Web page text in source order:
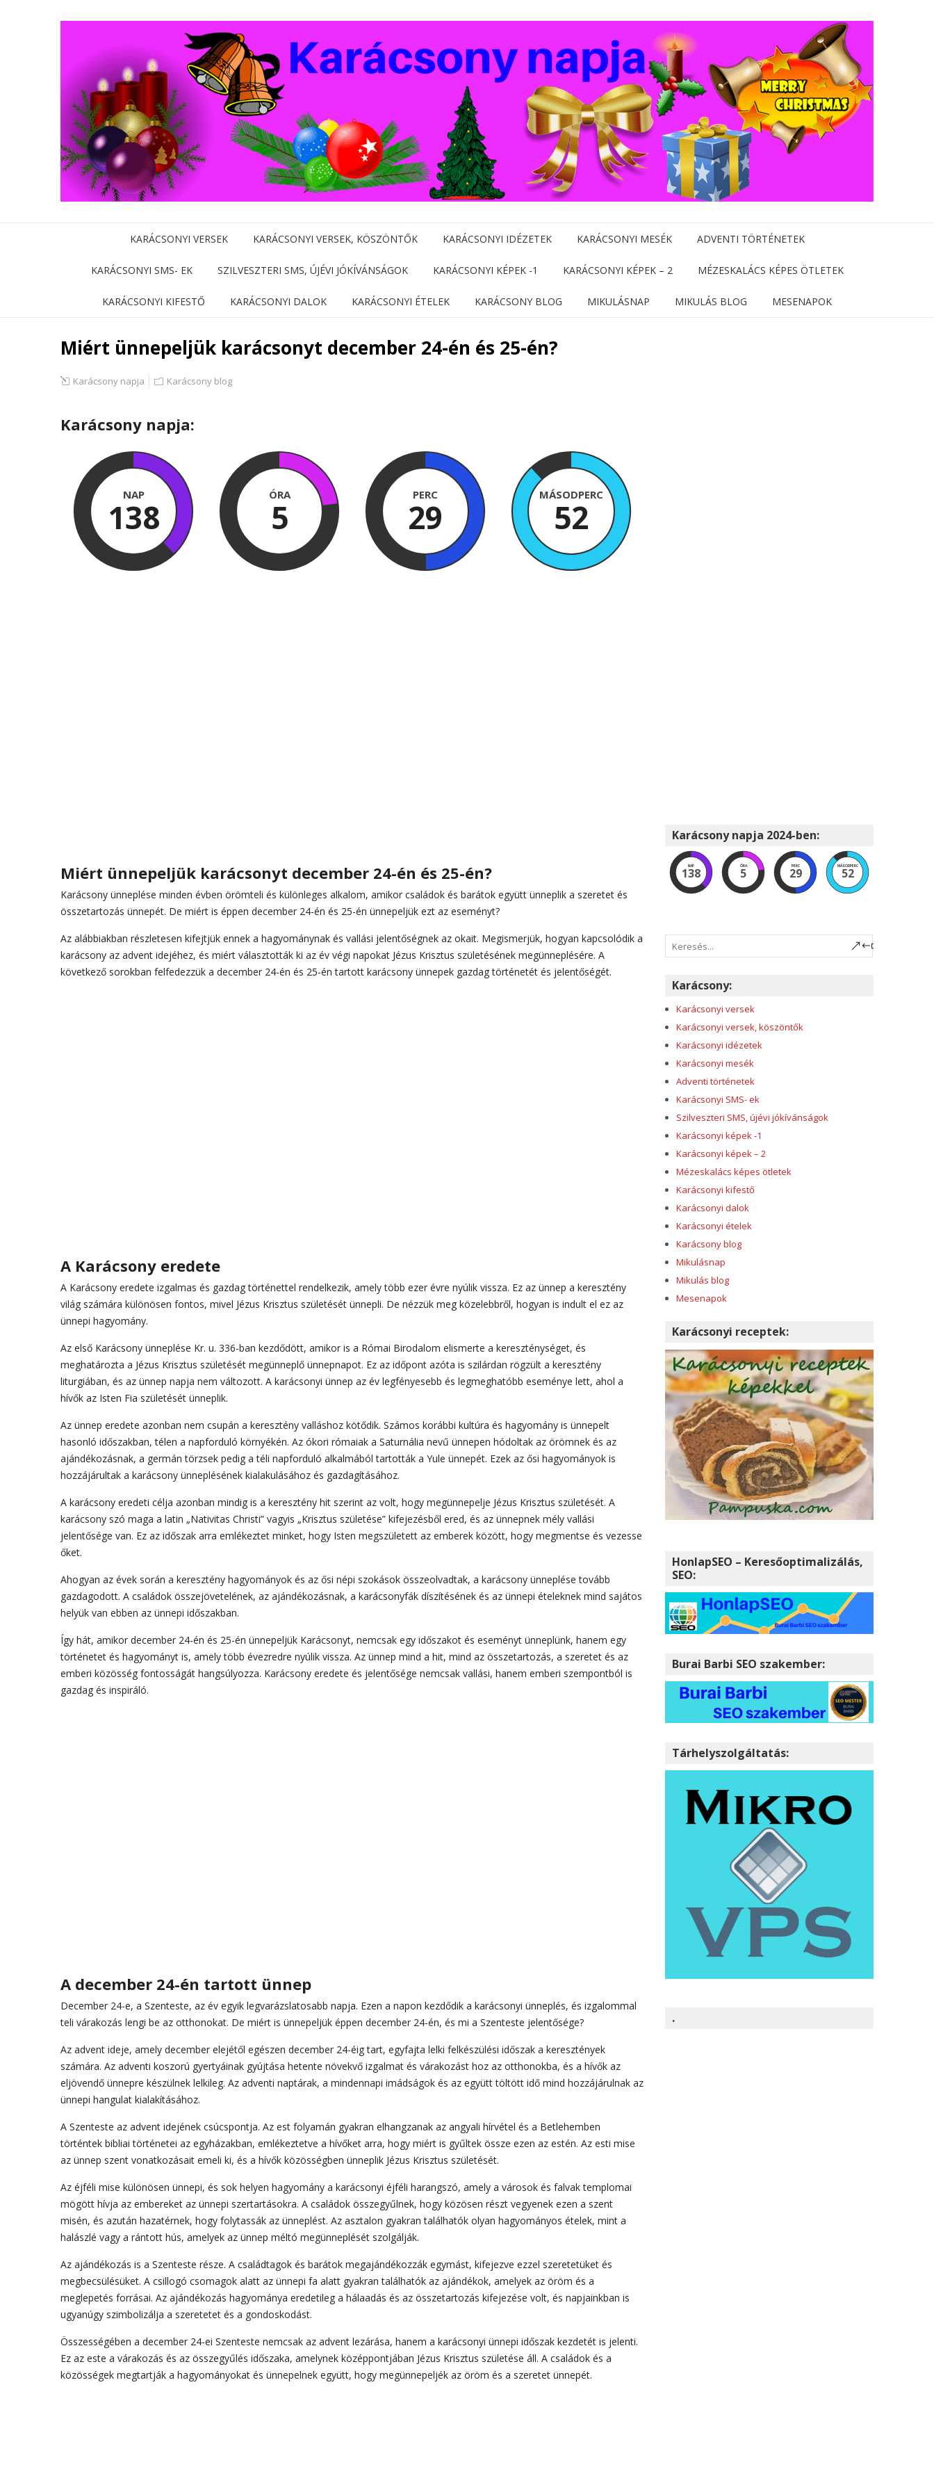
KARÁCSONYI VERSEK KARÁCSONYI VERSEK, KÖSZÖNTŐK KARÁCSONYI IDÉZETEK KARÁCSONYI MESÉK ADVENTI TÖRTÉNETEK
KARÁCSONYI SMS- EK SZILVESZTERI SMS, ÚJÉVI JÓKÍVÁNSÁGOK KARÁCSONYI KÉPEK -1 KARÁCSONYI KÉPEK – 2 MÉZESKALÁCS KÉPES ÖTLETEK
KARÁCSONYI KIFESTŐ KARÁCSONYI DALOK KARÁCSONYI ÉTELEK KARÁCSONY BLOG MIKULÁSNAP MIKULÁS BLOG MESENAPOK
Miért ünnepeljük karácsonyt december 24-én és 25-én?
Karácsony napja Karácsony blog
Karácsony napja:
NAP
138
ÓRA
5
PERC
29
MÁSODPERC
51
Miért ünnepeljük karácsonyt december 24-én és 25-én?
Karácsony ünneplése minden évben örömteli és különleges alkalom, amikor családok és barátok együtt ünneplik a szeretet és
összetartozás ünnepét. De miért is éppen december 24-én és 25-én ünnepeljük ezt az eseményt?
Az alábbiakban részletesen kifejtjük ennek a hagyománynak és vallási jelentőségnek az okait. Megismerjük, hogyan kapcsolódik a
karácsony az advent idejéhez, és miért választották ki az év végi napokat Jézus Krisztus születésének megünneplésére. A
következő sorokban felfedezzük a december 24-én és 25-én tartott karácsony ünnepek gazdag történetét és jelentőségét.
A Karácsony eredete
A Karácsony eredete izgalmas és gazdag történettel rendelkezik, amely több ezer évre nyúlik vissza. Ez az ünnep a keresztény
világ számára különösen fontos, mivel Jézus Krisztus születését ünnepli. De nézzük meg közelebbről, hogyan is indult el ez az
ünnepi hagyomány.
Az első Karácsony ünneplése Kr. u. 336-ban kezdődött, amikor is a Római Birodalom elismerte a kereszténységet, és
meghatározta a Jézus Krisztus születését megünneplő ünnepnapot. Ez az időpont azóta is szilárdan rögzült a keresztény
liturgiában, és az ünnep napja nem változott. A karácsonyi ünnep az év legfényesebb és legmeghatóbb eseménye lett, ahol a
hívők az Isten Fia születését ünneplik.
Az ünnep eredete azonban nem csupán a keresztény valláshoz kötődik. Számos korábbi kultúra és hagyomány is ünnepelt
hasonló időszakban, télen a napforduló környékén. Az ókori rómaiak a Saturnália nevű ünnepen hódoltak az örömnek és az
ajándékozásnak, a germán törzsek pedig a téli napforduló alkalmából tartották a Yule ünnepét. Ezek az ősi hagyományok is
hozzájárultak a karácsony ünneplésének kialakulásához és gazdagításához.
A karácsony eredeti célja azonban mindig is a keresztény hit szerint az volt, hogy megünnepelje Jézus Krisztus születését. A
karácsony szó maga a latin „Nativitas Christi” vagyis „Krisztus születése” kifejezésből ered, és az ünnepnek mély vallási
jelentősége van. Ez az időszak arra emlékeztet minket, hogy Isten megszületett az emberek között, hogy megmentse és vezesse
őket.
Ahogyan az évek során a keresztény hagyományok és az ősi népi szokások összeolvadtak, a karácsony ünneplése tovább
gazdagodott. A családok összejövetelének, az ajándékozásnak, a karácsonyfák díszítésének és az ünnepi ételeknek mind sajátos
helyük van ebben az ünnepi időszakban.
Így hát, amikor december 24-én és 25-én ünnepeljük Karácsonyt, nemcsak egy időszakot és eseményt ünneplünk, hanem egy
történetet és hagyományt is, amely több évezredre nyúlik vissza. Az ünnep mind a hit, mind az összetartozás, a szeretet és az
emberi közösség fontosságát hangsúlyozza. Karácsony eredete és jelentősége nemcsak vallási, hanem emberi szempontból is
gazdag és inspiráló.
A december 24-én tartott ünnep
December 24-e, a Szenteste, az év egyik legvarázslatosabb napja. Ezen a napon kezdődik a karácsonyi ünneplés, és izgalommal
teli várakozás lengi be az otthonokat. De miért is ünnepeljük éppen december 24-én, és mi a Szenteste jelentősége?
Az advent ideje, amely december elejétől egészen december 24-éig tart, egyfajta lelki felkészülési időszak a keresztények
számára. Az adventi koszorú gyertyáinak gyújtása hetente növekvő izgalmat és várakozást hoz az otthonokba, és a hívők az
eljövendő ünnepre készülnek lelkileg. Az adventi naptárak, a mindennapi imádságok és az együtt töltött idő mind hozzájárulnak az
ünnepi hangulat kialakításához.
A Szenteste az advent idejének csúcspontja. Az est folyamán gyakran elhangzanak az angyali hírvétel és a Betlehemben
történtek bibliai történetei az egyházakban, emlékeztetve a hívőket arra, hogy miért is gyűltek össze ezen az estén. Az esti mise
az ünnep szent vonatkozásait emeli ki, és a hívők közösségben ünneplik Jézus Krisztus születését.
Az éjféli mise különösen ünnepi, és sok helyen hagyomány a karácsonyi éjféli harangszó, amely a városok és falvak templomai
mögött hívja az embereket az ünnepi szertartásokra. A családok összegyűlnek, hogy közösen részt vegyenek ezen a szent
misén, és azután hazatérnek, hogy folytassák az ünneplést. Az asztalon gyakran találhatók olyan hagyományos ételek, mint a
halászlé vagy a rántott hús, amelyek az ünnep méltó megünneplését szolgálják.
Az ajándékozás is a Szenteste része. A családtagok és barátok megajándékozzák egymást, kifejezve ezzel szeretetüket és
megbecsülésüket. A csillogó csomagok alatt az ünnepi fa alatt gyakran találhatók az ajándékok, amelyek az öröm és a
meglepetés forrásai. Az ajándékozás hagyománya eredetileg a hálaadás és az összetartozás kifejezése volt, és napjainkban is
ugyanúgy szimbolizálja a szeretetet és a gondoskodást.
Összességében a december 24-ei Szenteste nemcsak az advent lezárása, hanem a karácsonyi ünnepi időszak kezdetét is jelenti.
Ez az este a várakozás és az összegyűlés időszaka, amelynek középpontjában Jézus Krisztus születése áll. A családok és a
közösségek megtartják a hagyományokat és ünnepelnek együtt, hogy megünnepeljék az öröm és a szeretet ünnepét.
Karácsony napja 2024-ben:
NAP
138
ÓRA
5
PERC
29
MÁSODPERC
51
Karácsony:
Karácsonyi versek
Karácsonyi versek, köszöntők
Karácsonyi idézetek
Karácsonyi mesék
Adventi történetek
Karácsonyi SMS- ek
Szilveszteri SMS, újévi jókívánságok
Karácsonyi képek -1
Karácsonyi képek – 2
Mézeskalács képes ötletek
Karácsonyi kifestő
Karácsonyi dalok
Karácsonyi ételek
Karácsony blog
Mikulásnap
Mikulás blog
Mesenapok
Karácsonyi receptek:
HonlapSEO – Keresőoptimalizálás,
SEO:
Burai Barbi SEO szakember:
Tárhelyszolgáltatás:
.